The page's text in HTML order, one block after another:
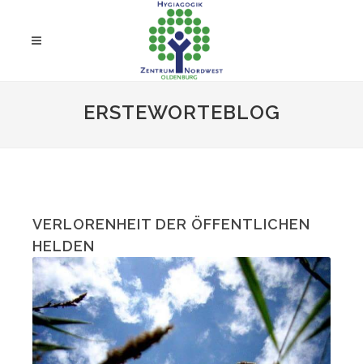
ERSTEWORTEBLOG
VERLORENHEIT DER ÖFFENTLICHEN
HELDEN